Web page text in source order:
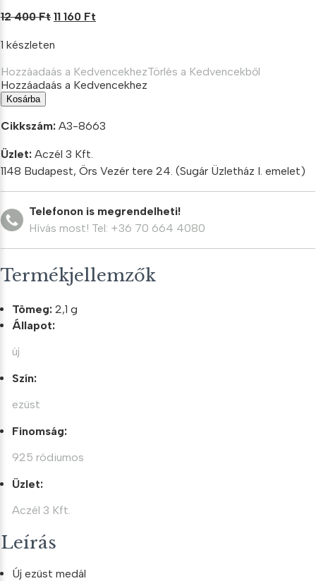
12 400Ft Original
was:
12
400 Ft.
11 160 Ft
160 Ft.
1 készleten
Hozzáadaás a KedvencekhezTörlés a Kedvencekből
Hozzáadaás a Kedvencekhez
Új
ezüst
kereszt
mennyiség
Kosárba
Cikkszám: A3-8663
Üzlet: Aczél 3 Kft.
1148 Budapest, Örs Vezér tere 24. (Sugár Üzletház I. emelet)
Telefonon is megrendelheti!
Hívás most! Tel: +36 70 664 4080
Termékjellemzők
Tömeg: 2,1 g
Állapot:
új
Szín:
ezüst
Finomság:
925 ródiumos
Üzlet:
Aczél 3 Kft.
Leírás
Új ezüst medál